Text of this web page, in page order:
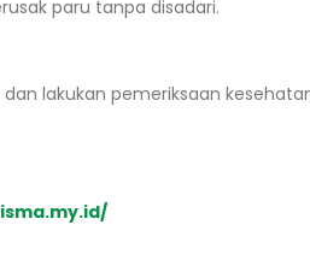
paru tanpa disadari.
lakukan pemeriksaan